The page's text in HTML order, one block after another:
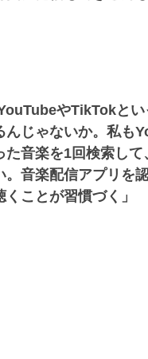
やTikTokと
んじゃないか。私も
音楽を1回検索して
音楽配信アプリを
ことが習慣づく」